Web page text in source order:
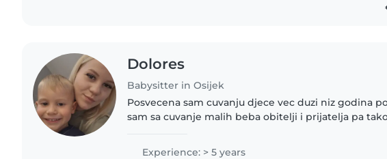
Dolores
Babysitter in Osijek
Posvecena sam cuvanju djece vec duzi niz godina
sam sa cuvanje malih beba obitelji i prijatelja pa
Experience: > 5 years